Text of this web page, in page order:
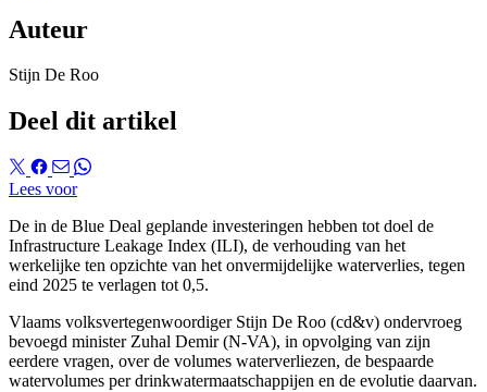
Auteur
Stijn De Roo
Deel dit artikel
Lees voor
De in de Blue Deal geplande investeringen hebben tot doel de
Infrastructure Leakage Index (ILI), de verhouding van het
werkelijke ten opzichte van het onvermijdelijke waterverlies, tegen
eind 2025 te verlagen tot 0,5.
Vlaams volksvertegenwoordiger Stijn De Roo (cd&v) ondervroeg
bevoegd minister Zuhal Demir (N-VA), in opvolging van zijn
eerdere vragen, over de volumes waterverliezen, de bespaarde
watervolumes per drinkwatermaatschappijen en de evolutie daarvan.